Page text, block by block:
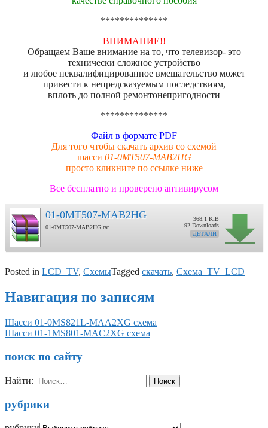
**************
ВНИМАНИЕ!!
Обращаем Ваше внимание на то, что телевизор- это
технически сложное устройство
и любое неквалифицированное вмешательство может
привести к непредсказуемым последствиям,
вплоть до полной ремонтонепригодности
**************
Файл в формате PDF
Для того чтобы скачать архив со схемой
шасси 01-0MT507-MAB2HG
просто кликните по ссылке ниже
Все бесплатно и проверено антивирусом
01-0MT507-MAB2HG
01-0MT507-MAB2HG.rar
368.1 KiB
92 Downloads
ДЕТАЛИ
Posted in LCD_TV, СхемыTagged скачать, Схема_TV_LCD
Навигация по записям
Шасси 01-0MS821L-MAA2XG схема
Шасси 01-1MS801-MAC2XG схема
поиск по сайту
Найти:
рубрики